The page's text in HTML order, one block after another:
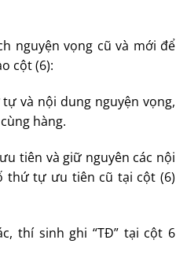
nguyện vọng cũ và mới để
cột (6):
và nội dung nguyện vọng,
hàng.
tiên và giữ nguyên các nội
thứ tự ưu tiên cũ tại cột (6)
thí sinh ghi “TĐ” tại cột 6